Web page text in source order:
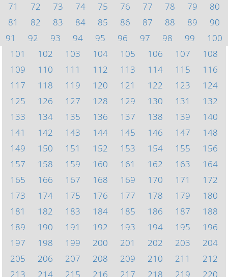
71
72 73 74 75 76 77 78 79
80
81
82 83 84 85 86 87 88 89
90
91
92 93 94 95 96 97 98 99
100
101
102 103 104 105 106 107
108
109
110 111 112 113 114 115
116
117
118 119 120 121 122 123
124
125
126 127 128 129 130 131
132
133
134 135 136 137 138 139
140
141
142 143 144 145 146 147
148
149
150 151 152 153 154 155
156
157
158 159 160 161 162 163
164
165
166 167 168 169 170 171
172
173
174 175 176 177 178 179
180
181
182 183 184 185 186 187
188
189
190 191 192 193 194 195
196
197
198 199 200 201 202 203
204
205
206 207 208 209 210 211
212
213
214 215 216 217 218 219 220